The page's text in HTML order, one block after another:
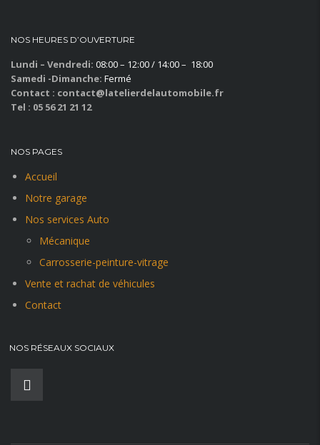
NOS HEURES D’OUVERTURE
Lundi – Vendredi: 08:00 – 12:00 / 14:00 – 18:00
Samedi -Dimanche: Fermé
Contact : contact@latelierdelautomobile.fr
Tel : 05 56 21 21 12
NOS PAGES
Accueil
Notre garage
Nos services Auto
Mécanique
Carrosserie-peinture-vitrage
Vente et rachat de véhicules
Contact
NOS RÉSEAUX SOCIAUX